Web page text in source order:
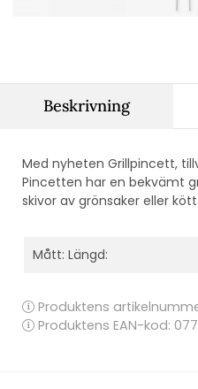
Beskrivning
Med nyheten Grillpincett,
Pincetten har en bekvämt
skivor av grönsaker eller kött.
Mått: Längd:
Produktens
Produktens EAN-kod: